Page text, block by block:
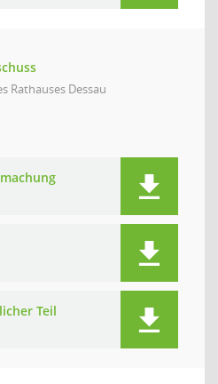
Rathauses Dessau
Teil